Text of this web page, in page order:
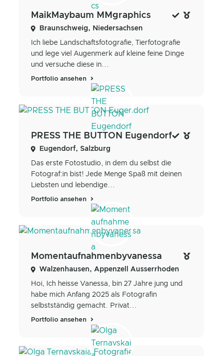
MaikMaybaum MMgraphics
Braunschweig, Niedersachsen
Ich liebe Landschaftsfotografie, Tierfotografie
und lege viel Augenmerk auf kleine feine Dinge
und versuche diese in...
Portfolio ansehen
PRESS THE BUTTON Eugendorf
Eugendorf, Salzburg
Das erste Fotostudio, in dem du selbst die
Fotograf:in bist! Jede Menge Spaß mit deinen
Liebsten und lebendige...
Portfolio ansehen
Momentaufnahmenbyvanessa
Walzenhausen, Appenzell Ausserrhoden
Hoi, Ich heisse Vanessa, bin 27 Jahre jung und
habe mich Anfang 2025 als Fotografin
selbstständig gemacht. Privat...
Portfolio ansehen